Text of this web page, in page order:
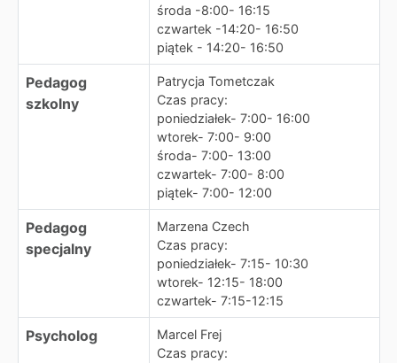
środa -8:00- 16:15
czwartek -14:20- 16:50
piątek - 14:20- 16:50
Pedagog
szkolny
Patrycja Tometczak
Czas pracy:
poniedziałek- 7:00- 16:00
wtorek- 7:00- 9:00
środa- 7:00- 13:00
czwartek- 7:00- 8:00
piątek- 7:00- 12:00
Pedagog
specjalny
Marzena Czech
Czas pracy:
poniedziałek- 7:15- 10:30
wtorek- 12:15- 18:00
czwartek- 7:15-12:15
Psycholog
Marcel Frej
Czas pracy: